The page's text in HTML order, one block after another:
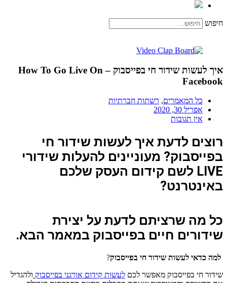
חיפוש
איך לעשות שידור חי בפייסבוק – How To Go Live On
Facebook
כל המאמרים, רשתות חברתיות
אפריל 30, 2020
אין תגובות
באינטרנט?
שידורים חיים בפייסבוק במאמר הבא.
למה כדאי לעשות שידור חי בפייסבוק?
שידור חי בפייסבוק מאפשר לכם לעשות קידום אורגני בפייסבוק ולהגדיל